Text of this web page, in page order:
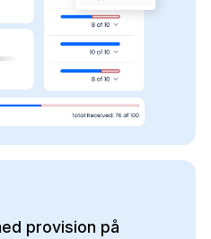
provision på